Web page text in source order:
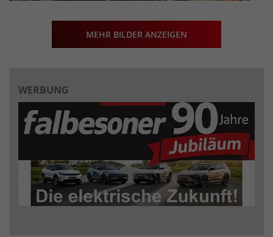
MEHR BILDER ANZEIGEN
WERBUNG